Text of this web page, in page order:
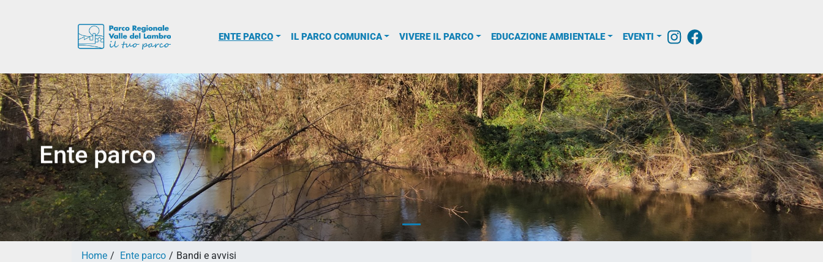
ENTE PARCO IL PARCO COMUNICA VIVERE IL PARCO EDUCAZIONE AMBIENTALE EVENTI
Ente parco
Home Ente parco Bandi e avvisi